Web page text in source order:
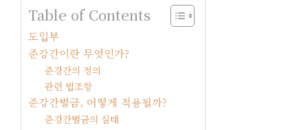
Table of Contents
도입부
준강간이란 무엇인가?
준강간의 정의
관련 법조항
준강간벌금, 어떻게 적용될까?
준강간벌금의 실태